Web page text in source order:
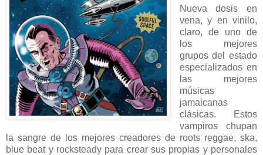
Nueva dosis en
vena, y en vinilo,
claro, de uno de
los mejores
grupos del estado
especializados en
las mejores
músicas
jamaicanas
clásicas. Estos
vampiros chupan
la sangre de los mejores creadores de roots reggae, ska,
blue beat y rocksteady para crear sus propias y personales